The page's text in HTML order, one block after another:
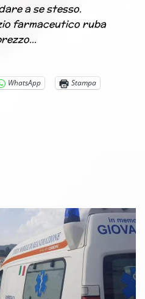
a se stesso.
farmaceutico ruba
WhatsApp Stampa